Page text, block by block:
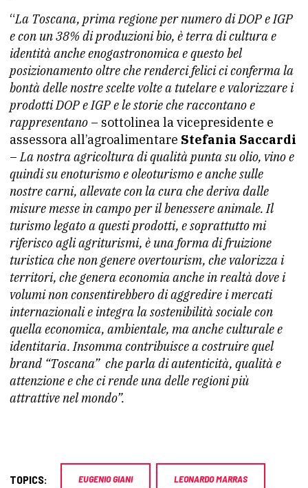
“La Toscana, prima regione per numero di DOP e IGP
e con un 38% di produzioni bio, è terra di cultura e
identità anche enogastronomica e questo bel
posizionamento oltre che renderci felici ci conferma la
bontà delle nostre scelte volte a tutelare e valorizzare i
prodotti DOP e IGP e le storie che raccontano e
rappresentano – sottolinea la vicepresidente e
assessora all’agroalimentare Stefania Saccardi
–La nostra agricoltura di qualità punta su olio, vino e
quindi su enoturismo e oleoturismo e anche sulle
nostre carni, allevate con la cura che deriva dalle
misure messe in campo per il benessere animale. Il
turismo legato a questi prodotti, e soprattutto mi
riferisco agli agriturismi, è una forma di fruizione
turistica che non genere overtourism, che valorizza i
territori, che genera economia anche in realtà dove i
volumi non consentirebbero di aggredire i mercati
internazionali e integra la sostenibilità sociale con
quella economica, ambientale, ma anche culturale e
identitaria. Insomma contribuisce a costruire quel
brand “Toscana” che parla di autenticità, qualità e
attenzione e che ci rende una delle regioni più
attrattive nel mondo”.
TOPICS: EUGENIO GIANI LEONARDO MARRAS